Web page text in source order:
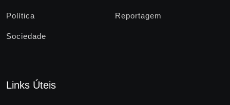
Política Reportagem
Sociedade
Links Úteis